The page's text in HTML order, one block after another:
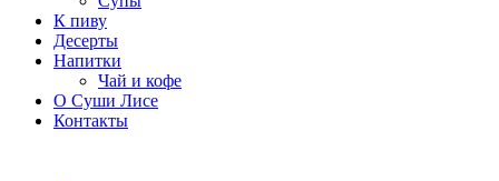
К пиву
Десерты
Напитки
Чай и кофе
О Суши Лисе
Контакты